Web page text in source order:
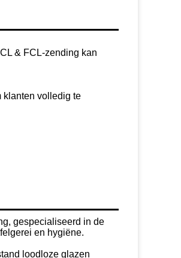
& FCL-zending kan
klanten volledig te
gespecialiseerd in de
en hygiëne.
loodloze glazen